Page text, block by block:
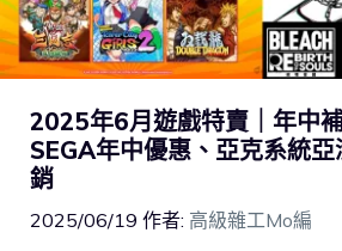
2025年6月遊戲特賣｜年中
SEGA年中優惠、亞克系統
銷
2025/06/19 作者: 高級雜工Mo編